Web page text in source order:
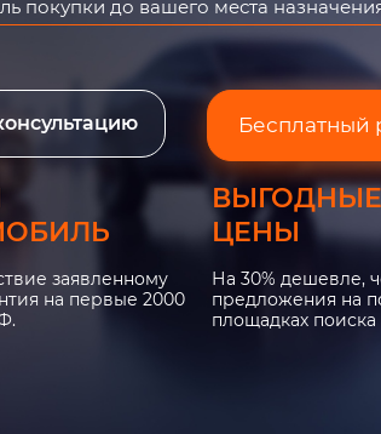
покупки до вашего места
Бесплатный
заявленному
на первые 2000
ВЫГОДНЫЕ
ЦЕНЫ
На 30% дешевле,
предложения на
площадках